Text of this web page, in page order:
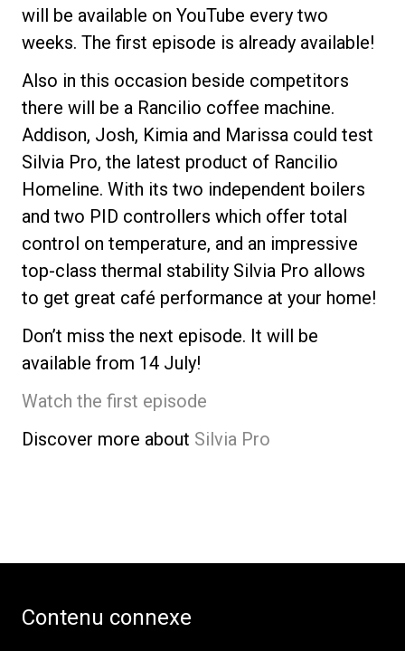
will be available on YouTube every two
weeks. The first episode is already available!
Also in this occasion beside competitors
there will be a Rancilio coffee machine.
Addison, Josh, Kimia and Marissa could test
Silvia Pro, the latest product of Rancilio
Homeline. With its two independent boilers
and two PID controllers which offer total
control on temperature, and an impressive
top-class thermal stability Silvia Pro allows
to get great café performance at your home!
Don’t miss the next episode. It will be
available from 14 July!
Watch the first episode
Discover more about Silvia Pro
Contenu connexe
Politique de confidentialité